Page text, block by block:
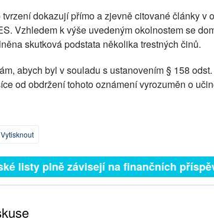
tvrzení dokazují přímo a zjevně citované články v
Vzhledem k výše uvedeným okolnostem se
skutková podstata několika trestných činů.
abych byl v souladu s ustanovením § 158
od obdržení tohoto oznámení vyrozuměn o
Vytisknout
listy plně závisejí na finančních